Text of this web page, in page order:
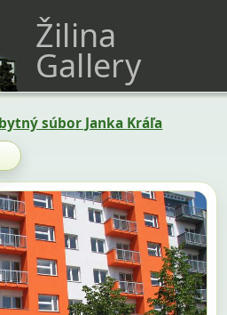
Žilina
Gallery
súbor Janka Kráľa